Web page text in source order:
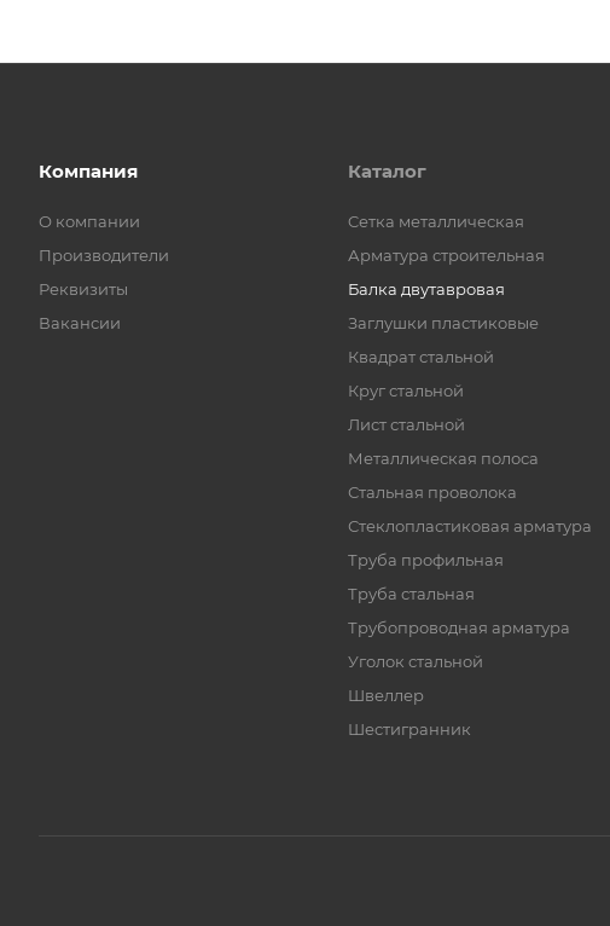
Компания
О компании
Производители
Реквизиты
Вакансии
Каталог
Cетка металлическая
Арматура строительная
Балка двутавровая
Заглушки пластиковые
Квадрат стальной
Круг стальной
Лист стальной
Металлическая полоса
Стальная проволока
Стеклопластиковая арматура
Труба профильная
Труба стальная
Трубопроводная арматура
Уголок стальной
Швеллер
Шестигранник